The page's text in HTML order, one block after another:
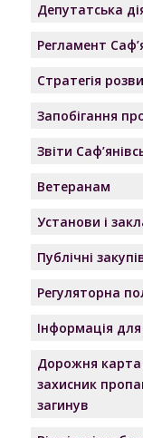
Депутатська
Регламент
Стратегія
Запобігання
Звіти
Ветеранам
Установи і
Публічні
Регуляторна
Інформація
Дорожня карта
захисник
загинув